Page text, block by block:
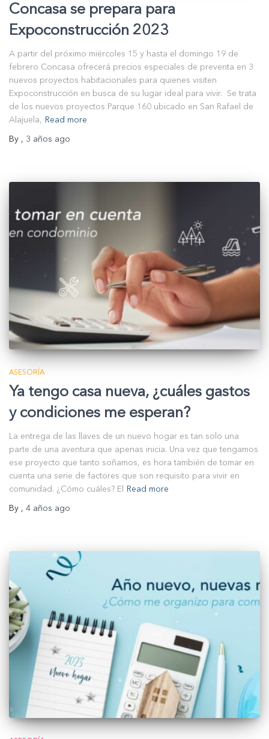
Concasa se prepara para
Expoconstrucción 2023
A partir del próximo miércoles 15 y hasta el domingo 19 de
febrero Concasa ofrecerá precios especiales de preventa en 3
nuevos proyectos habitacionales para quienes visiten
Expoconstrucción en busca de su lugar ideal para vivir. Se trata
de los nuevos proyectos Parque 160 ubicado en San Rafael de
Alajuela, Read more
By , 3 años ago
ASESORÍA
Ya tengo casa nueva, ¿cuáles gastos
y condiciones me esperan?
La entrega de las llaves de un nuevo hogar es tan solo una
parte de una aventura que apenas inicia. Una vez que tengamos
ese proyecto que tanto soñamos, es hora también de tomar en
cuenta una serie de factores que son requisito para vivir en
comunidad. ¿Cómo cuáles? El
Read more
By , 4 años ago